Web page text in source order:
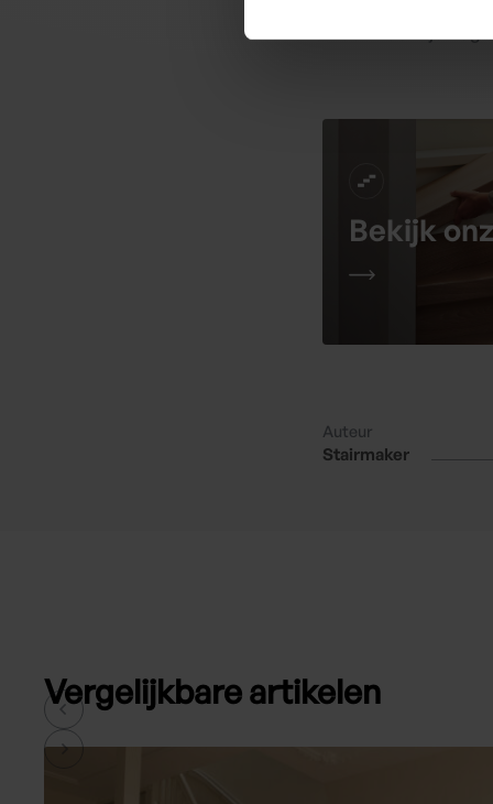
Waar wacht je nog
Bekijk
Auteur
Stairmaker
Vergelijkbare artikelen